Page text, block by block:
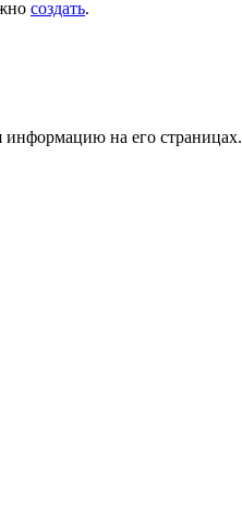
создать.
информацию на его страницах.